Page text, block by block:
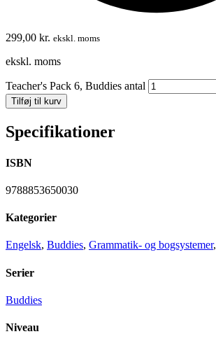
299,00 kr. ekskl. moms
ekskl. moms
Teacher's Pack 6, Buddies antal
Tilføj til kurv
Specifikationer
ISBN
9788853650030
Kategorier
Engelsk, Buddies, Grammatik- og bogsystemer,
Serier
Buddies
Niveau